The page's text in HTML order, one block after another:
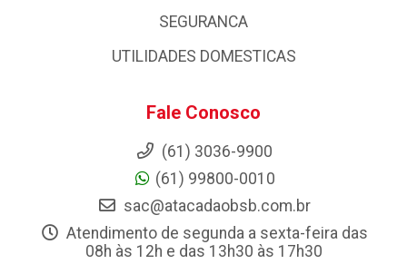
SEGURANCA
UTILIDADES DOMESTICAS
Fale Conosco
(61) 3036-9900
(61) 99800-0010
sac@atacadaobsb.com.br
Atendimento de segunda a sexta-feira das
08h às 12h e das 13h30 às 17h30